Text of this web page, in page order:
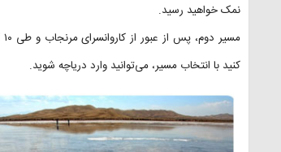
نمک خواهید رسید.
کنید با انتخاب مسیر، می‌توانید وارد دریاچه شوید.